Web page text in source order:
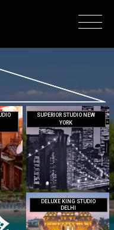
SUPERIOR STUDIO NEW
YORK
DELUXE KING STUDIO
DELHI